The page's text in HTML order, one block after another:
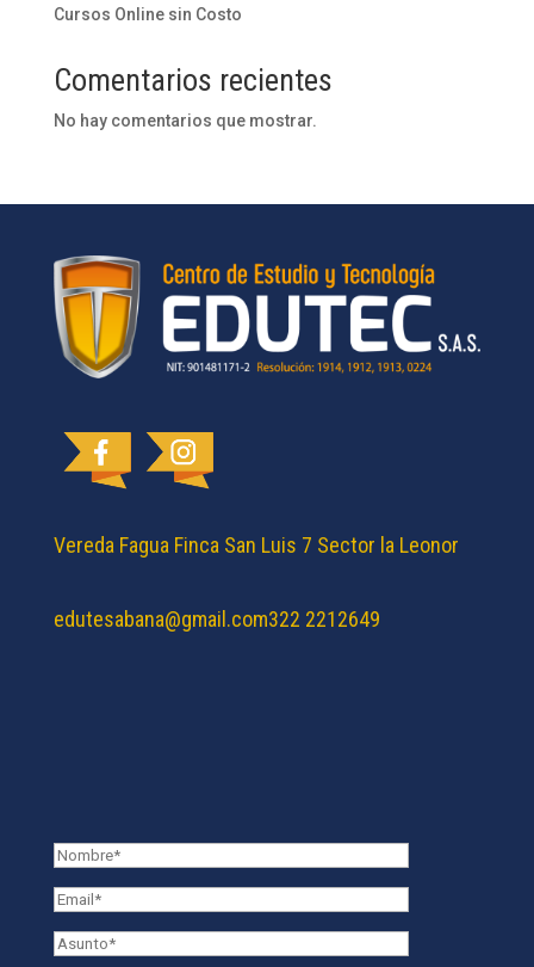
Cursos Online sin Costo
Comentarios recientes
No hay comentarios que mostrar.
Vereda Fagua Finca San Luis 7 Sector la Leonor
edutesabana@gmail.com322 2212649